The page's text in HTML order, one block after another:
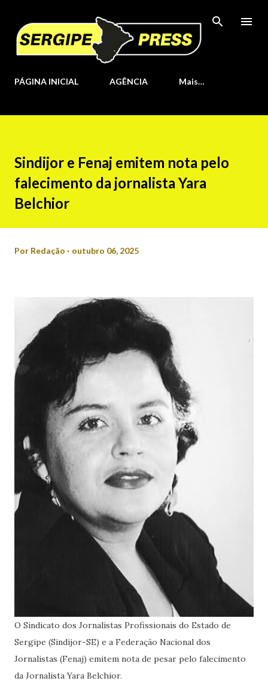
Pular para o conteúdo principal
PÁGINA INICIAL AGÊNCIA Mais…
Sindijor e Fenaj emitem nota pelo
falecimento da jornalista Yara
Belchior
Por Redação outubro 06, 2025
O Sindicato dos Jornalistas Profissionais do Estado de
Sergipe (Sindijor-SE) e a Federação Nacional dos
Jornalistas (Fenaj) emitem nota de pesar pelo falecimento
da Jornalista Yara Belchior.